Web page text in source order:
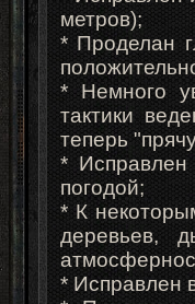
метров);
* Проделан
* Немного
тактики
теперь
* Исправлен
погодой;
* К
деревьев,
* Исправлен